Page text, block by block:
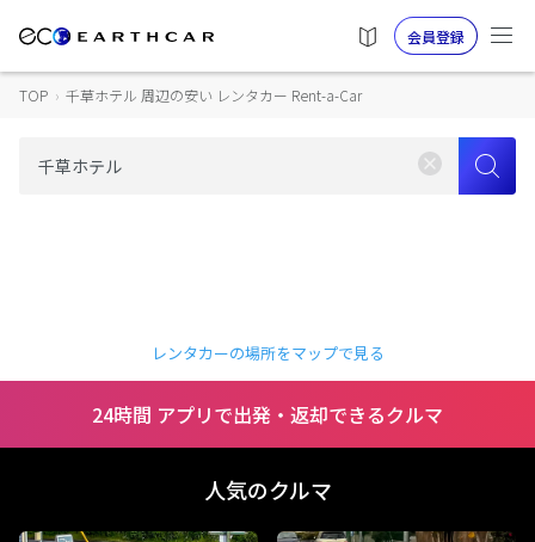
会員登録
TOP › 千草ホテル 周辺の安い レンタカー Rent-a-Car
レンタカーの場所をマップで見る
24時間 アプリで出発・返却できるクルマ
人気のクルマ